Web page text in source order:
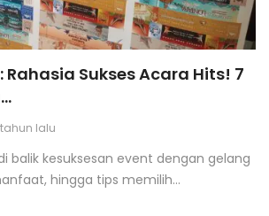
Terbaru
Rahasia Sukses Acara Hits! 7
tahun lalu
balik kesuksesan event dengan gelang
hingga tips memilih...